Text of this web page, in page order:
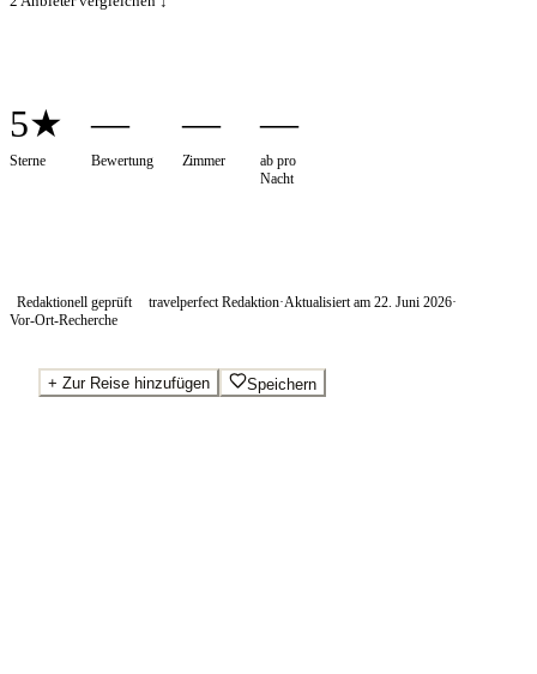
5★
Sterne
—
Bewertung
—
Zimmer
—
ab pro
Nacht
Redaktionell geprüft travelperfect Redaktion·Aktualisiert am 22. Juni 2026·
Vor-Ort-Recherche
+ Zur Reise hinzufügen Speichern